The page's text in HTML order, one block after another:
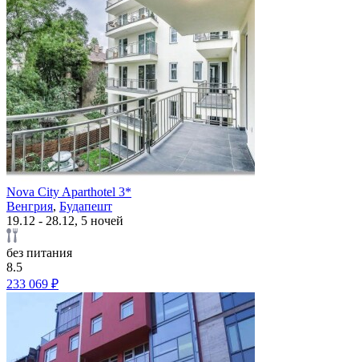
Nova City Aparthotel 3*
Венгрия, Будапешт
19.12 - 28.12, 5 ночей
без питания
8.5
233 069 ₽